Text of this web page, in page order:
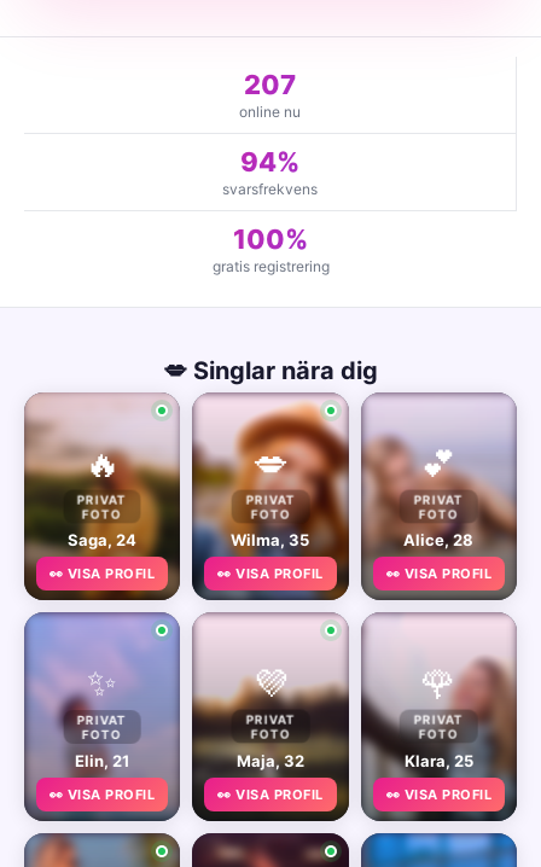
207
online nu
94%
svarsfrekvens
100%
gratis registrering
💋 Singlar nära dig
🔥
PRIVAT
FOTO
Saga, 24
👀 VISA PROFIL
💋
PRIVAT
FOTO
Wilma, 35
👀 VISA PROFIL
💕
PRIVAT
FOTO
Alice, 28
👀 VISA PROFIL
✨
PRIVAT
FOTO
Elin, 21
👀 VISA PROFIL
💜
PRIVAT
FOTO
Maja, 32
👀 VISA PROFIL
🌹
PRIVAT
FOTO
Klara, 25
👀 VISA PROFIL